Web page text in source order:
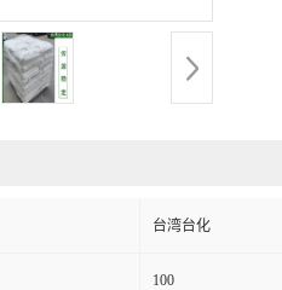
台湾台化
100